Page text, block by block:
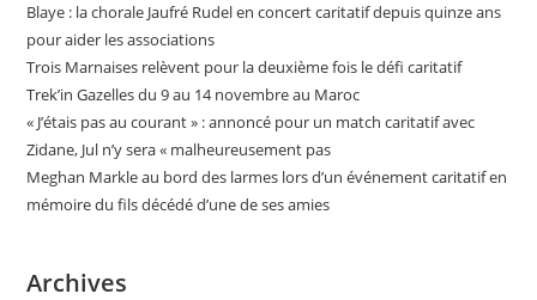
Blaye : la chorale Jaufré Rudel en concert caritatif depuis quinze ans
pour aider les associations
Trois Marnaises relèvent pour la deuxième fois le défi caritatif
Trek’in Gazelles du 9 au 14 novembre au Maroc
« J’étais pas au courant » : annoncé pour un match caritatif avec
Zidane, Jul n’y sera « malheureusement pas
Meghan Markle au bord des larmes lors d’un événement caritatif en
mémoire du fils décédé d’une de ses amies
Archives